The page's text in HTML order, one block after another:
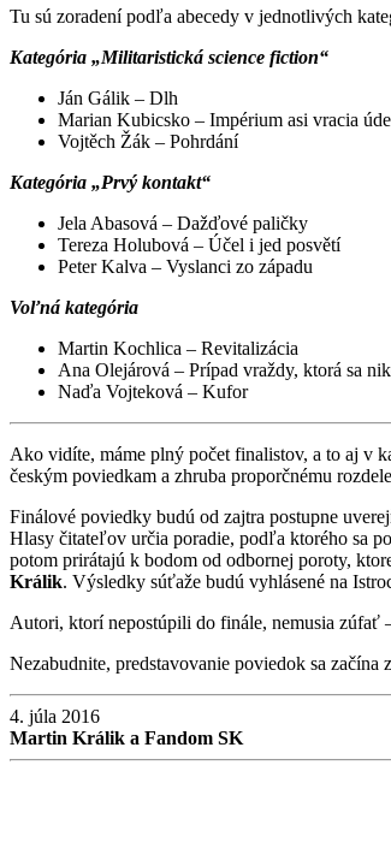
Tu sú zoradení podľa abecedy v jednotlivých
Kategória „Militaristická science fiction“
Ján Gálik – Dlh
Marian Kubicsko – Impérium asi vracia
Vojtěch Žák – Pohrdání
Kategória „Prvý kontakt“
Jela Abasová – Dažďové paličky
Tereza Holubová – Účel i jed posvětí
Peter Kalva – Vyslanci zo západu
Voľná kategória
Martin Kochlica – Revitalizácia
Ana Olejárová – Prípad vraždy, ktorá sa
Naďa Vojteková – Kufor
Ako vidíte, máme plný počet finalistov, a to aj v
českým poviedkam a zhruba proporčnému
Finálové poviedky budú od zajtra postupne
Hlasy čitateľov určia poradie, podľa ktorého sa
potom prirátajú k bodom od odbornej poroty,
Králik. Výsledky súťaže budú vyhlásené na
Autori, ktorí nepostúpili do finále, nemusia zúfať
Nezabudnite, predstavovanie poviedok sa začína
4. júla 2016
Martin Králik a Fandom SK